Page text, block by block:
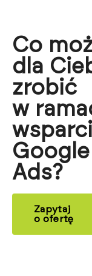
Co
dla
zrobić
w
Google
Ads?
Zapytaj
o ofertę